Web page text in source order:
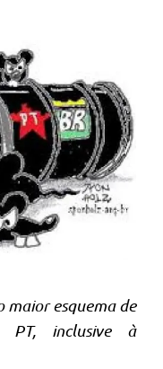
maior esquema de
PT, inclusive à